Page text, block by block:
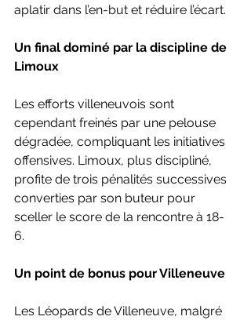
aplatir dans l’en-but et réduire l’écart.
Un final dominé par la discipline de
Limoux
Les efforts villeneuvois sont
cependant freinés par une pelouse
dégradée, compliquant les initiatives
offensives. Limoux, plus discipliné,
profite de trois pénalités successives
converties par son buteur pour
sceller le score de la rencontre à 18-
6.
Un point de bonus pour Villeneuve
Les Léopards de Villeneuve, malgré